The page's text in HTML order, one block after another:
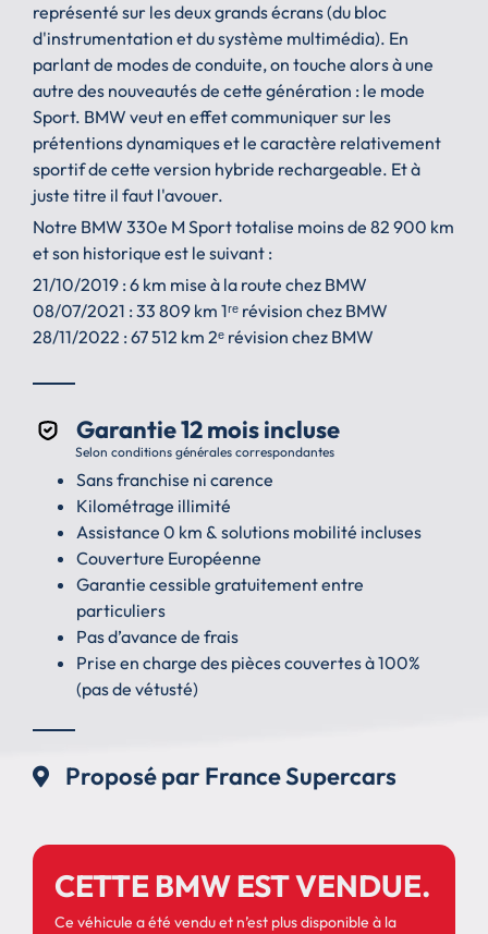
représenté sur les deux grands écrans (du bloc
d'instrumentation et du système multimédia). En
parlant de modes de conduite, on touche alors à une
autre des nouveautés de cette génération : le mode
Sport. BMW veut en effet communiquer sur les
prétentions dynamiques et le caractère relativement
sportif de cette version hybride rechargeable. Et à
juste titre il faut l'avouer.
Notre BMW 330e M Sport totalise moins de 82 900 km
et son historique est le suivant :
21/10/2019 : 6 km mise à la route chez BMW
08/07/2021 : 33 809 km 1ʳᵉ révision chez BMW
28/11/2022 : 67 512 km 2ᵉ révision chez BMW
Garantie 12 mois incluse
Selon conditions générales correspondantes
Sans franchise ni carence
Kilométrage illimité
Assistance 0 km & solutions mobilité incluses
Couverture Européenne
Garantie cessible gratuitement entre
particuliers
Pas d’avance de frais
Prise en charge des pièces couvertes à 100%
(pas de vétusté)
Proposé par France Supercars
CETTE BMW EST VENDUE.
Ce véhicule a été vendu et n’est plus disponible à la